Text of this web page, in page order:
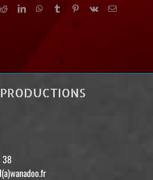
RedditLinkedInWhatsApp
TumblrPinterest
Vk Email
38